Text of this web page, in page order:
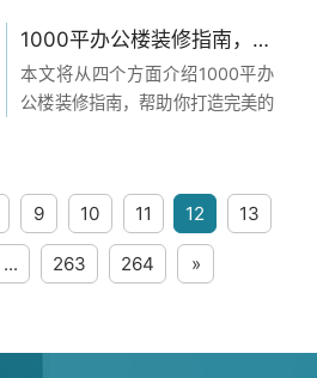
立即与天太客服通话
400-969-
1158
不再出现
布局和空间分隔，使得办公室既能
满足员工个人工作需求，又能促进
团队合作和沟通。其...
1000平办公楼装修指南，助你打造完美的工作环境！
本文将从四个方面介绍1000平办
公楼装修指南，帮助你打造完美的
公司的文化和形象，同时要充分考
虑员工的舒适度...
9 10 11 12 13
... 263 264 »